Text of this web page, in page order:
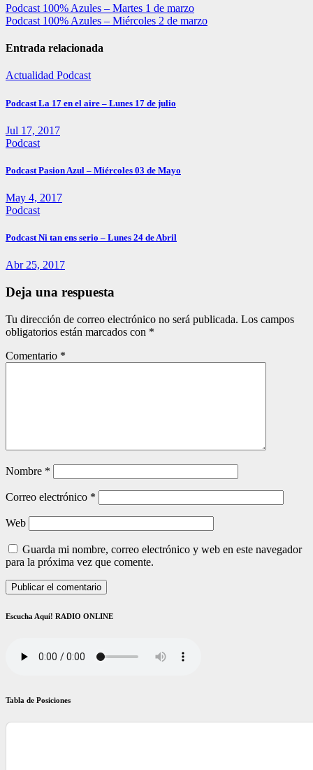
Navegación
de
entradas
Podcast 100% Azules – Martes 1 de marzo
Podcast 100% Azules – Miércoles 2 de marzo
Entrada relacionada
Actualidad Podcast
Podcast La 17 en el aire – Lunes 17 de julio
Jul 17, 2017
Podcast
Podcast Pasion Azul – Miércoles 03 de Mayo
May 4, 2017
Podcast
Podcast Ni tan ens serio – Lunes 24 de Abril
Abr 25, 2017
Deja una respuesta
Tu dirección de correo electrónico no será publicada. Los campos
obligatorios están marcados con *
Comentario *
Nombre *
Correo electrónico *
Web
Guarda mi nombre, correo electrónico y web en este navegador
para la próxima vez que comente.
Escucha Aquí! RADIO ONLINE
Tabla de Posiciones